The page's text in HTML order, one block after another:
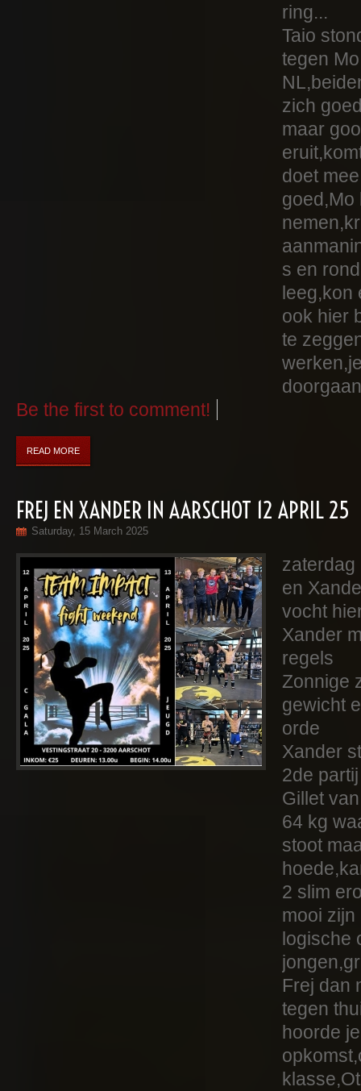
ring...
Taio
tegen
zich
maar
doet
goed,Mo
s en
leeg,kon
ook hier
te
Be the first to comment!
READ MORE
FREJ EN XANDER IN AARSCHOT 12 APRIL 25
Saturday, 15 March 2025
zaterdag
en
vocht
Xander
regels
Zonnige
gewicht
orde
Xander
2de
Gillet
64 kg
stoot
2 slim
mooi
logische
Frej dan
tegen
hoorde